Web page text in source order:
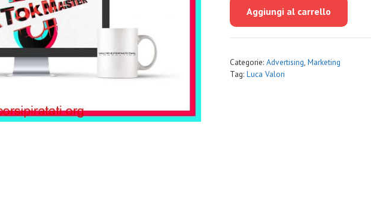
era:
è:
Aggiungi al carrello
Categorie: Advertising Marketing
Tag: Luca Valori